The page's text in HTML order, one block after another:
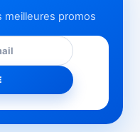
meilleures promos